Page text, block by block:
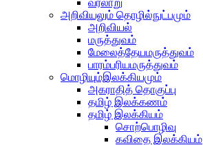
வரலாறு
அறிவியலும் தொழில்நுட்பமும்
அறிவியல்
மருத்துவம்
மேலைத்தேயமருத்துவம்
பாரம்பரியமருத்துவம்
மொழியும்இலக்கியமும்
அகராதித் தொகுப்பு
தமிழ் இலக்கணம்
தமிழ் இலக்கியம்
சொற்பொழிவு
கவிதை இலக்கியம்